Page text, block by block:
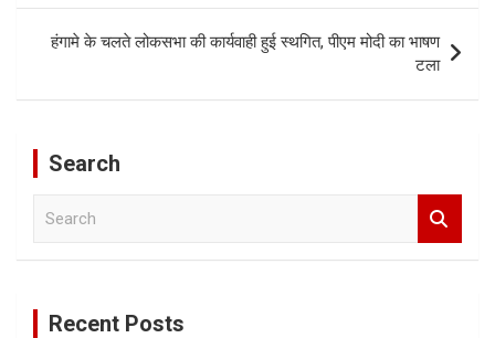
हंगामे के चलते लोकसभा की कार्यवाही हुई स्थगित, पीएम मोदी का भाषण
टला
Search
Recent Posts